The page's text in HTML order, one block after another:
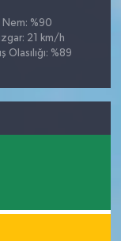
Nem: %90
21 km/h
Olasılığı: %89